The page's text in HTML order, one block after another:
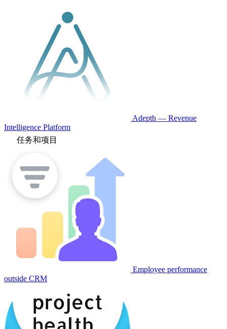
Adepth — Revenue
Intelligence Platform
任务和项目
Employee performance
outside CRM